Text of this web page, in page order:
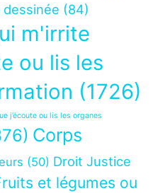
dessinée (84)
m'irrite
ou lis les
(1726)
j’écoute ou lis les organes
Corps
(50) Droit Justice
et légumes ou